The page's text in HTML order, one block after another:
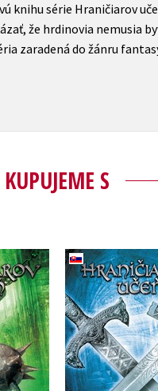
knihu série Hraničiarov
že hrdinovia nemusia
zaradená do žánru
KUPUJEME S
-
- Králi
Kniha
Obliehanie
John